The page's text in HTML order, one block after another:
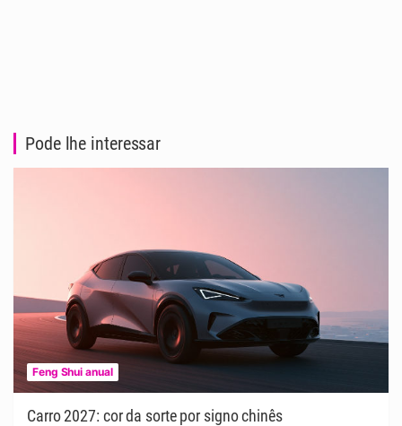
Pode lhe interessar
Feng Shui anual
Carro 2027: cor da sorte por signo chinês